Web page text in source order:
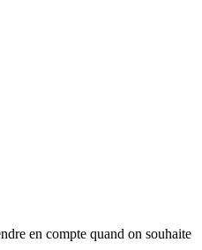
en compte quand on souhaite